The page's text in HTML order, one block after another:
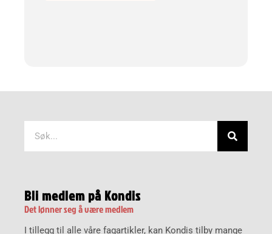
Søk
Bli medlem på Kondis
Det lønner seg å være medlem
I tillegg til alle våre fagartikler, kan Kondis tilby mange